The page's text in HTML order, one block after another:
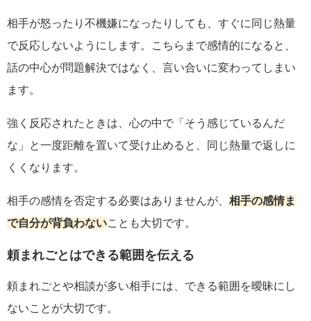
相手が怒ったり不機嫌になったりしても、すぐに同じ熱量
で反応しないようにします。こちらまで感情的になると、
話の中心が問題解決ではなく、言い合いに変わってしまい
ます。
強く反応されたときは、心の中で「そう感じているんだ
な」と一度距離を置いて受け止めると、同じ熱量で返しに
くくなります。
相手の感情を否定する必要はありませんが、 相手の感情ま
で自分が背負わないことも大切です。
頼まれごとはできる範囲を伝える
頼まれごとや相談が多い相手には、できる範囲を曖昧にし
ないことが大切です。